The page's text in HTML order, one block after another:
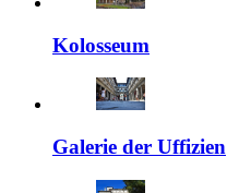
Kolosseum
Galerie der Uffizien